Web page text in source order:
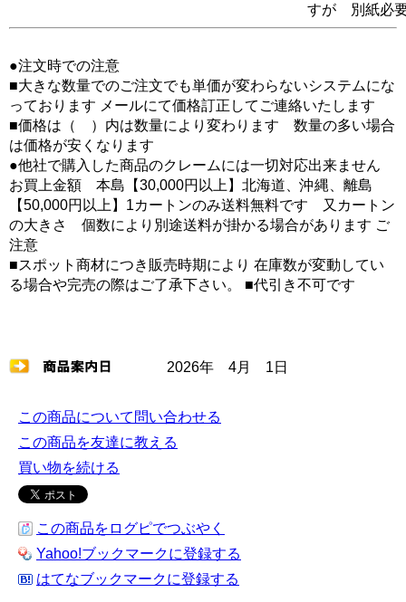
すが 別紙必
●注文時での注意
■大きな数量でのご注文でも単価が変わらないシステムにな
っております メールにて価格訂正してご連絡いたします
■価格は（ ）内は数量により変わります 数量の多い場合
は価格が安くなります
●他社で購入した商品のクレームには一切対応出来ません
お買上金額 本島【30,000円以上】北海道、沖縄、離島
【50,000円以上】1カートンのみ送料無料です 又カートン
の大きさ 個数により別途送料が掛かる場合があります ご
注意
■スポット商材につき販売時期により 在庫数が変動してい
る場合や完売の際はご了承下さい。 ■代引き不可です
2026年 4月 1日
この商品について問い合わせる
この商品を友達に教える
買い物を続ける
この商品をログピでつぶやく
Yahoo!ブックマークに登録する
はてなブックマークに登録する